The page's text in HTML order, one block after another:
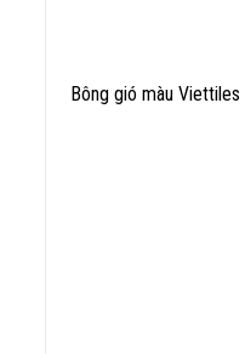
Bông gió màu Viettiles